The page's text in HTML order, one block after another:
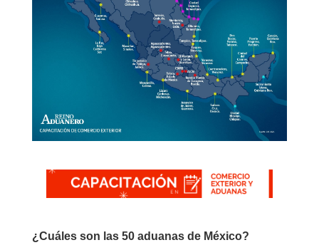
¿Cuáles son las 50 aduanas de México?